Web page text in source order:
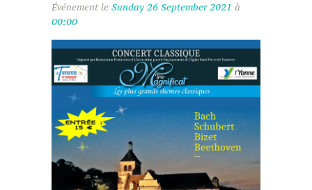
Événement le Sunday 26 September 2021 à
00:00